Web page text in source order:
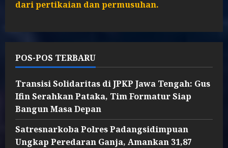
dari pertikaian dan permusuhan.
POS-POS TERBARU
Transisi Solidaritas di JPKP Jawa Tengah: Gus
Ifin Serahkan Pataka, Tim Formatur Siap
Bangun Masa Depan
Satresnarkoba Polres Padangsidimpuan
Ungkap Peredaran Ganja, Amankan 31,87